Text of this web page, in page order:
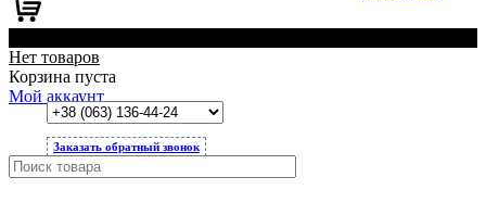
Нет товаров
Корзина пуста
Мой аккаунт
Заказать обратный звонок